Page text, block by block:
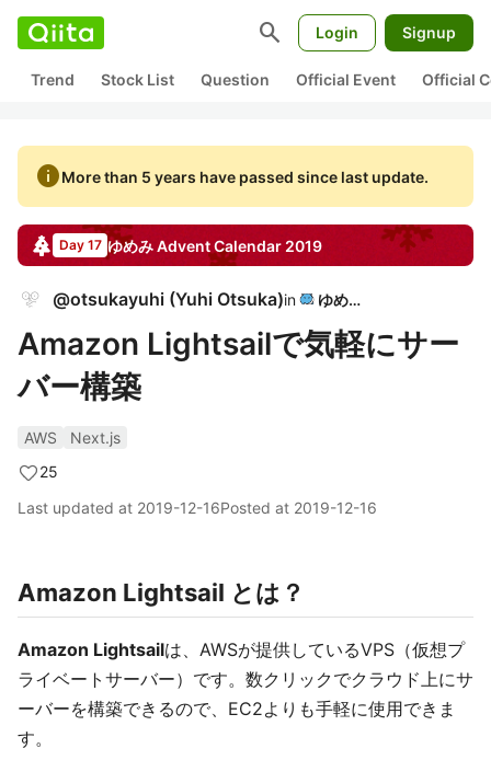
search Login Signup
Trend Stock List Question Official Event Official
infoMore than 5 years have passed since last update.
Day 17 ゆめみAdvent Calendar 2019
@otsukayuhi (Yuhi Otsuka)in ゆめみ
Amazon Lightsailで気軽にサー
バー構築
AWS
Next.js
25
Last updated at 2019-12-16Posted at 2019-12-16
Amazon Lightsail とは？
Amazon Lightsailは、AWSが提供しているVPS（仮想プ
ライベートサーバー）です。数クリックでクラウド上にサ
ーバーを構築できるので、EC2よりも手軽に使用できま
す。